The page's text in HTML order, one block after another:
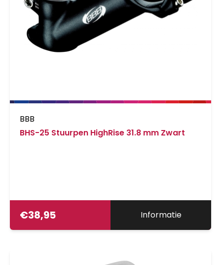
BBB
BHS-25 Stuurpen HighRise 31.8 mm Zwart
€38,95 Informatie